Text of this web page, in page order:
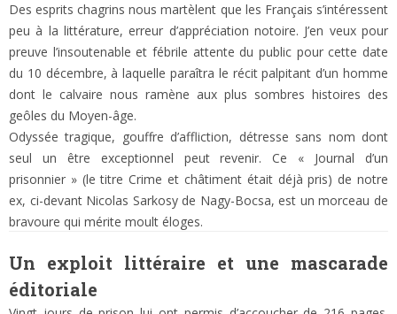
Des esprits chagrins nous martèlent que les Français s’intéressent
peu à la littérature, erreur d’appréciation notoire. J’en veux pour
preuve l’insoutenable et fébrile attente du public pour cette date
du 10 décembre, à laquelle paraîtra le récit palpitant d’un homme
dont le calvaire nous ramène aux plus sombres histoires des
geôles du Moyen-âge.
Odyssée tragique, gouffre d’affliction, détresse sans nom dont
seul un être exceptionnel peut revenir. Ce « Journal d’un
prisonnier » (le titre Crime et châtiment était déjà pris) de notre
ex, ci-devant Nicolas Sarkosy de Nagy-Bocsa, est un morceau de
bravoure qui mérite moult éloges.
Un exploit littéraire et une mascarade
éditoriale